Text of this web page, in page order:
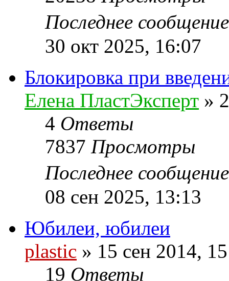
Последнее
30 окт 2025, 16:07
Блокировка при
Елена ПластЭксперт »
4 Ответы
7837 Просмотры
Последнее
08 сен 2025, 13:13
Юбилеи, юбилеи
plastic » 15 сен 2014,
19 Ответы